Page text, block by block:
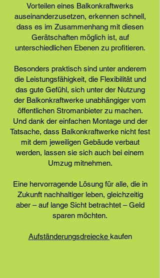
Vorteilen eines Balkonkraftwerks
auseinanderzusetzen, erkennen schnell,
dass es im Zusammenhang mit diesen
Gerätschaften möglich ist, auf
unterschiedlichen Ebenen zu profitieren.
Besonders praktisch sind unter anderem
die Leistungsfähigkeit, die Flexibilität und
das gute Gefühl, sich unter der Nutzung
der Balkonkraftwerke unabhängiger vom
öffentlichen Stromanbieter zu machen.
Und dank der einfachen Montage und der
Tatsache, dass Balkonkraftwerke nicht fest
mit dem jeweiligen Gebäude verbaut
werden, lassen sie sich auch bei einem
Umzug mitnehmen.
Eine hervorragende Lösung für alle, die in
Zukunft nachhaltiger leben, gleichzeitig
aber – auf lange Sicht betrachtet – Geld
sparen möchten.
Aufständerungsdreiecke kaufen